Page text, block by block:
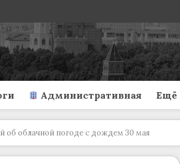
Административная Ещё
облачной погоде с дождем 30 мая